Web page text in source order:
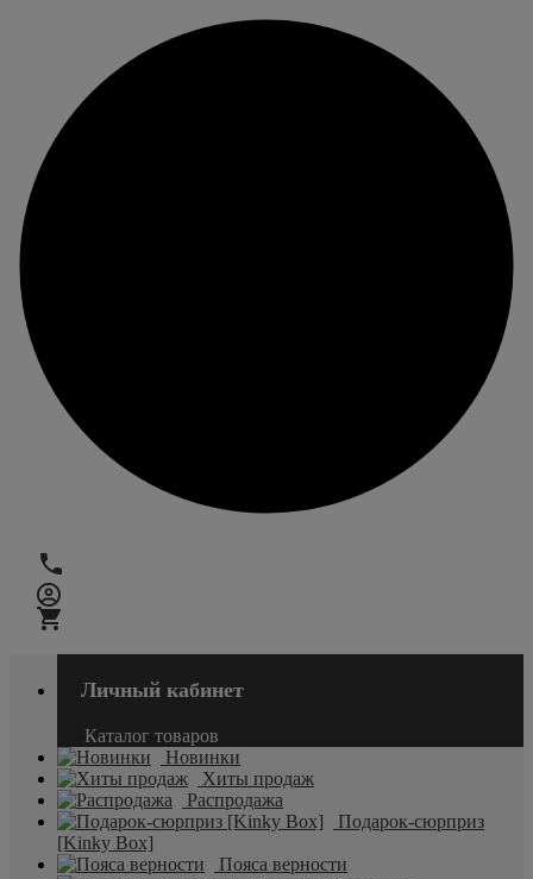
Личный кабинет
Каталог товаров
Новинки
Хиты продаж
Распродажа
Подарок-сюрприз
[Kinky Box]
Пояса верности